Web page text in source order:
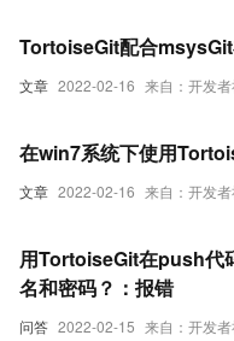
文章 2022-02-16 来自：开发
TortoiseGit配合
文章 2022-02-16 来自：开发
在win7系统下使用
问答 2022-02-15 来自：开发
用TortoiseGit在push代
名和密码？：报错